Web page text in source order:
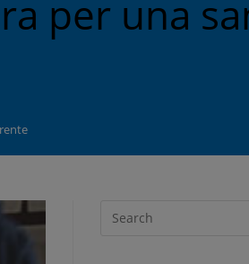
per una